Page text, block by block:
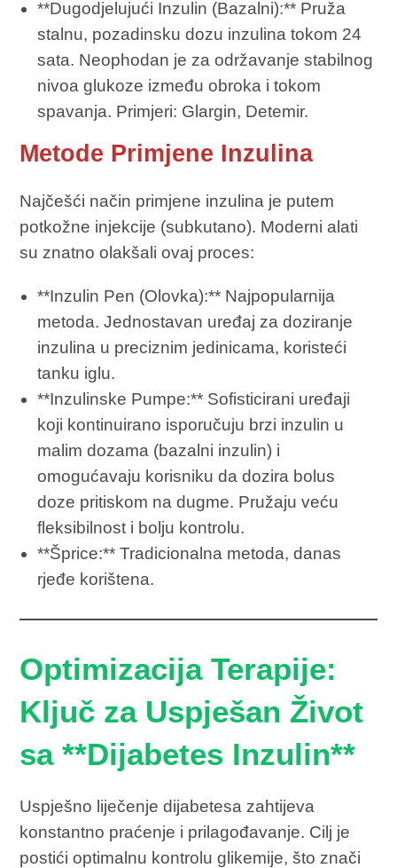
**Dugodjelujući Inzulin (Bazalni):** Pruža
stalnu, pozadinsku dozu inzulina tokom 24
sata. Neophodan je za održavanje stabilnog
nivoa glukoze između obroka i tokom
spavanja. Primjeri: Glargin, Detemir.
Metode Primjene Inzulina
Najčešći način primjene inzulina je putem
potkožne injekcije (subkutano). Moderni alati
su znatno olakšali ovaj proces:
**Inzulin Pen (Olovka):** Najpopularnija
metoda. Jednostavan uređaj za doziranje
inzulina u preciznim jedinicama, koristeći
tanku iglu.
**Inzulinske Pumpe:** Sofisticirani uređaji
koji kontinuirano isporučuju brzi inzulin u
malim dozama (bazalni inzulin) i
omogućavaju korisniku da dozira bolus
doze pritiskom na dugme. Pružaju veću
fleksibilnost i bolju kontrolu.
**Šprice:** Tradicionalna metoda, danas
rjeđe korištena.
Optimizacija Terapije:
Ključ za Uspješan Život
sa **Dijabetes Inzulin**
Uspješno liječenje dijabetesa zahtijeva
konstantno praćenje i prilagođavanje. Cilj je
postići optimalnu kontrolu glikemije, što znači